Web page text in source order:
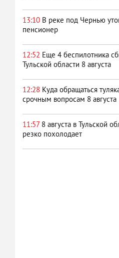
13:10 В реке под Чернью
пенсионер
12:52 Еще 4 беспилотника
Тульской области 8 августа
12:28 Куда обращаться
срочным вопросам 8 августа
11:57 8 августа в Тульской
резко похолодает